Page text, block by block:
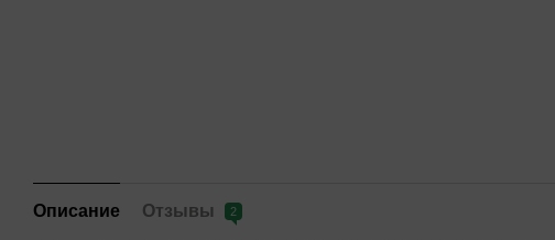
Описание Отзывы 2